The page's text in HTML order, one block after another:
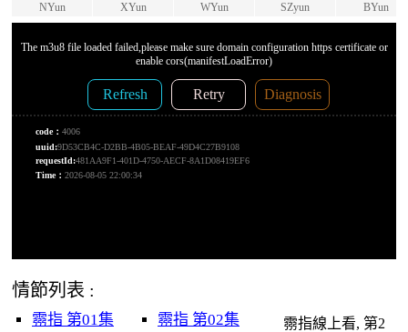
NYun
XYun
WYun
SZyun
BYun
情節列表 :
霛指 第01集
霛指 第02集
霛指線上看, 第2